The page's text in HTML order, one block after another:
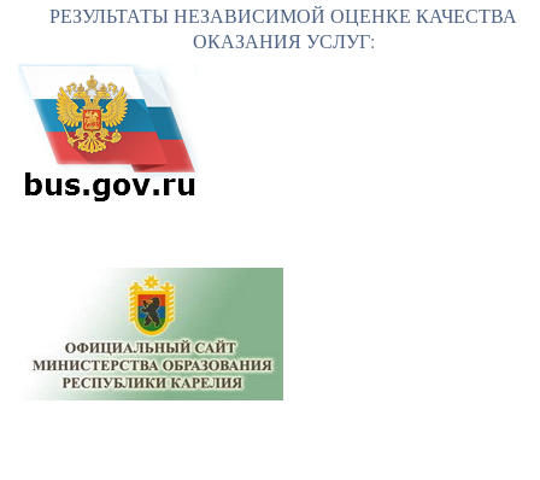
РЕЗУЛЬТАТЫ НЕЗАВИСИМОЙ ОЦЕНКЕ КАЧЕСТВА
ОКАЗАНИЯ УСЛУГ: